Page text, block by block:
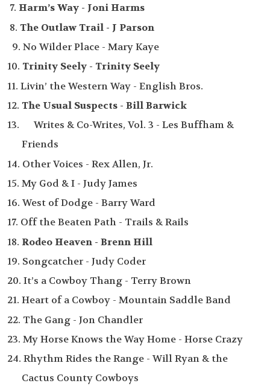
7. Harm’s Way - Joni Harms
8. The Outlaw Trail - J Parson
9. No Wilder Place - Mary Kaye
10. Trinity Seely - Trinity Seely
11. Livin’ the Western Way - English Bros.
12. The Usual Suspects - Bill Barwick
13. Writes & Co-Writes, Vol. 3 - Les Buffham &
Friends
14. Other Voices - Rex Allen, Jr.
15. My God & I - Judy James
16. West of Dodge - Barry Ward
17. Off the Beaten Path - Trails & Rails
18. Rodeo Heaven - Brenn Hill
19. Songcatcher - Judy Coder
20. It’s a Cowboy Thang - Terry Brown
21. Heart of a Cowboy - Mountain Saddle Band
22. The Gang - Jon Chandler
23. My Horse Knows the Way Home - Horse Crazy
24. Rhythm Rides the Range - Will Ryan & the
Cactus County Cowboys